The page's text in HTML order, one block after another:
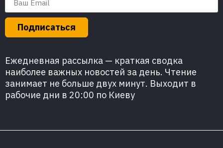
Подписаться
Ежедневная рассылка — краткая сводка
наиболее важных новостей за день. Чтение
занимает не больше двух минут. Выходит в
рабочие дни в 20:00 по Киеву